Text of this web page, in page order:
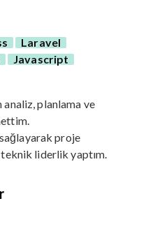
Laravel
Javascript
analiz, planlama ve
proje
liderlik yaptım.